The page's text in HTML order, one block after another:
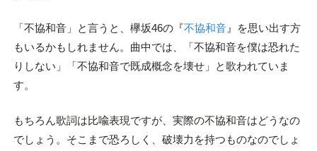
「不協和音」と言うと、欅坂46の『不協和音』を思い出す方
もいるかもしれません。曲中では、「不協和音を僕は恐れた
りしない」「不協和音で既成概念を壊せ」と歌われていま
す。
もちろん歌詞は比喩表現ですが、実際の不協和音はどうなの
でしょう。そこまで恐ろしく、破壊力を持つものなのでしょ